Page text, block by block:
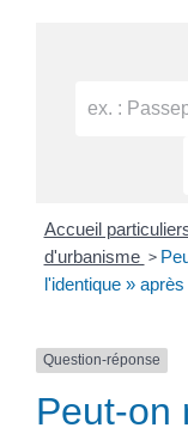
Accueil
d'urbanisme >
l'identique »
Question-réponse
Peut-on